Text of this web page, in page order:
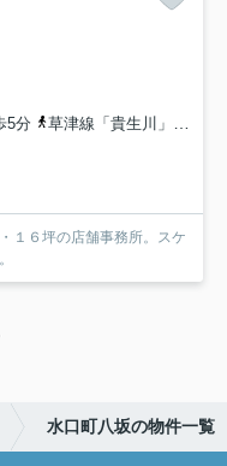
5分
草津線「貴生川」駅 徒歩46分
１６坪の店舗事務所。スケ
水口町八坂の物件一覧